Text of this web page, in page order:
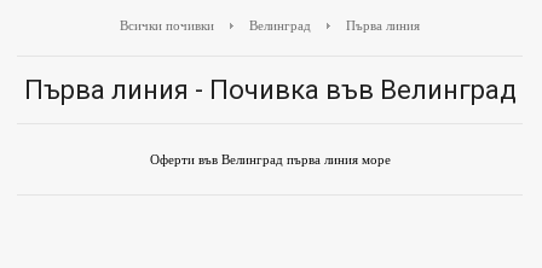
Всички почивки Велинград Първа линия
Първа линия - Почивка във Велинград
Оферти във Велинград първа линия море